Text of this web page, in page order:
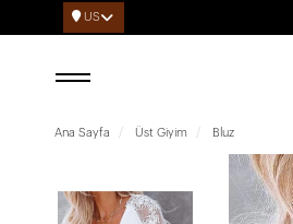
US
Ana Sayfa Üst Giyim Bluz